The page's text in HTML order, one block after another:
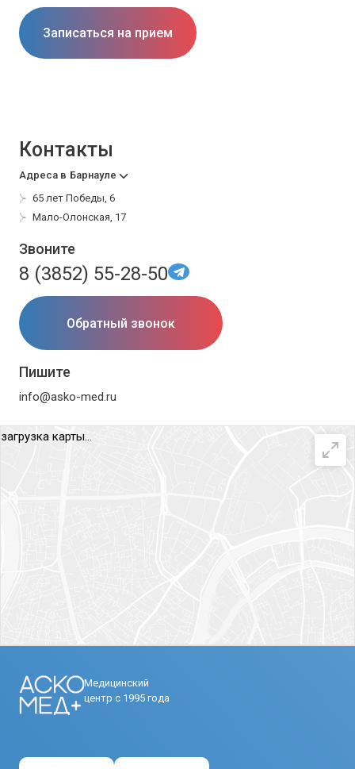
Записаться на прием
Контакты
Адреса в Барнауле
65 лет Победы, 6
Мало-Олонская, 17
Звоните
8 (3852) 55-28-50
Обратный звонок
Пишите
info@asko-med.ru
загрузка карты...
Медицинский
центр с 1995 года